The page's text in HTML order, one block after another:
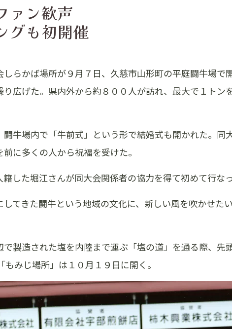
ァン歓声
グも初開催
らかば場所が９月７日、久慈市山形町の平庭闘牛場
広げた。県内外から約８００人が訪れ、最大で１ト
牛場内で「牛前式」という形で結婚式も開かれた。
に多くの人から祝福を受けた。
した堀江さんが同大会関係者の協力を得て初めて行なっ
てきた闘牛という地域の文化に、新しい風を吹かせた
製造された塩を内陸まで運ぶ「塩の道」を通る際、先
みじ場所」は１０月１９日に開く。